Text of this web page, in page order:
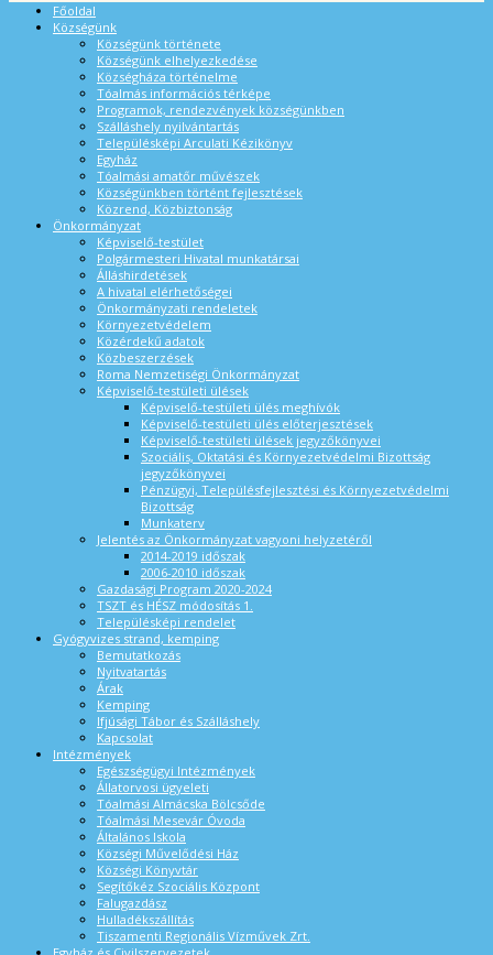
Főoldal
Községünk
Községünk története
Községünk elhelyezkedése
Községháza történelme
Tóalmás információs térképe
Programok, rendezvények községünkben
Szálláshely nyilvántartás
Településképi Arculati Kézikönyv
Egyház
Tóalmási amatőr művészek
Községünkben történt fejlesztések
Közrend, Közbiztonság
Önkormányzat
Képviselő-testület
Polgármesteri Hivatal munkatársai
Álláshirdetések
A hivatal elérhetőségei
Önkormányzati rendeletek
Környezetvédelem
Közérdekű adatok
Közbeszerzések
Roma Nemzetiségi Önkormányzat
Képviselő-testületi ülések
Képviselő-testületi ülés meghívók
Képviselő-testületi ülés előterjesztések
Képviselő-testületi ülések jegyzőkönyvei
Szociális, Oktatási és Környezetvédelmi Bizottság
jegyzőkönyvei
Pénzügyi, Településfejlesztési és Környezetvédelmi
Bizottság
Munkaterv
Jelentés az Önkormányzat vagyoni helyzetéről
2014-2019 időszak
2006-2010 időszak
Gazdasági Program 2020-2024
TSZT és HÉSZ módosítás 1.
Településképi rendelet
Gyógyvizes strand, kemping
Bemutatkozás
Nyitvatartás
Árak
Kemping
Ifjúsági Tábor és Szálláshely
Kapcsolat
Intézmények
Egészségügyi Intézmények
Állatorvosi ügyeleti
Tóalmási Almácska Bölcsőde
Tóalmási Mesevár Óvoda
Általános Iskola
Községi Művelődési Ház
Községi Könyvtár
Segítőkéz Szociális Központ
Falugazdász
Hulladékszállítás
Tiszamenti Regionális Vízművek Zrt.